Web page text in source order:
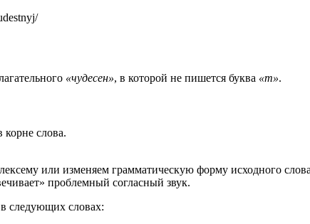
«чуде­сен», в кото­рой не пишет­ся бук­ва «т».
сло­ва.
или изме­ня­ем грам­ма­ти­че­скую фор­му исход­но­го
про­блем­ный соглас­ный звук.
сле­ду­ю­щих сло­вах: